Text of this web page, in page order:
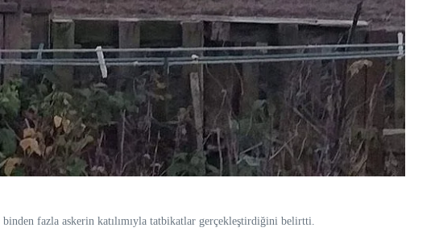
fazla askerin katılımıyla tatbikatlar gerçekleştirdiğini belirtti.